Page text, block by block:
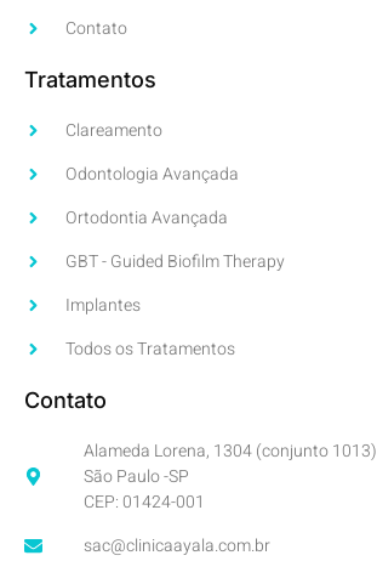
Contato
Tratamentos
Clareamento
Odontologia Avançada
Ortodontia Avançada
GBT - Guided Biofilm Therapy
Implantes
Todos os Tratamentos
Contato
Alameda Lorena, 1304 (conjunto 1013)
São Paulo -SP
CEP: 01424-001
sac@clinicaayala.com.br